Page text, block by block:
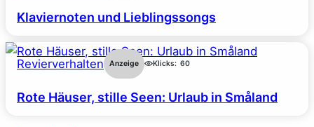
Klaviernoten und Lieblingssongs
Revierverhalten Anzeige Klicks: 60
Rote Häuser, stille Seen: Urlaub in Småland